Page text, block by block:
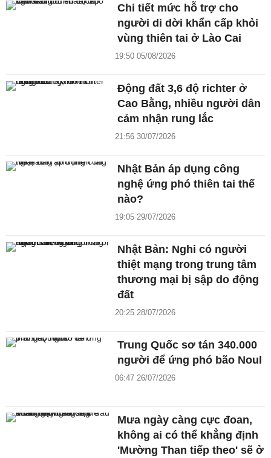
Chi tiết mức hỗ trợ cho
người di dời khẩn cấp khỏi
vùng thiên tai ở Lào Cai
19:50 05/08/2026
Động đất 3,6 độ richter ở
Cao Bằng, nhiều người dân
cảm nhận rung lắc
21:56 30/07/2026
Nhật Bản áp dụng công
nghệ ứng phó thiên tai thế
nào?
19:05 29/07/2026
Nhật Bản: Nghi có người
thiệt mạng trong trung tâm
thương mại bị sập do động
đất
20:25 28/07/2026
Trung Quốc sơ tán 340.000
người để ứng phó bão Noul
06:47 26/07/2026
Mưa ngày càng cực đoan,
không ai có thể khẳng định
'Mường Than tiếp theo' sẽ ở